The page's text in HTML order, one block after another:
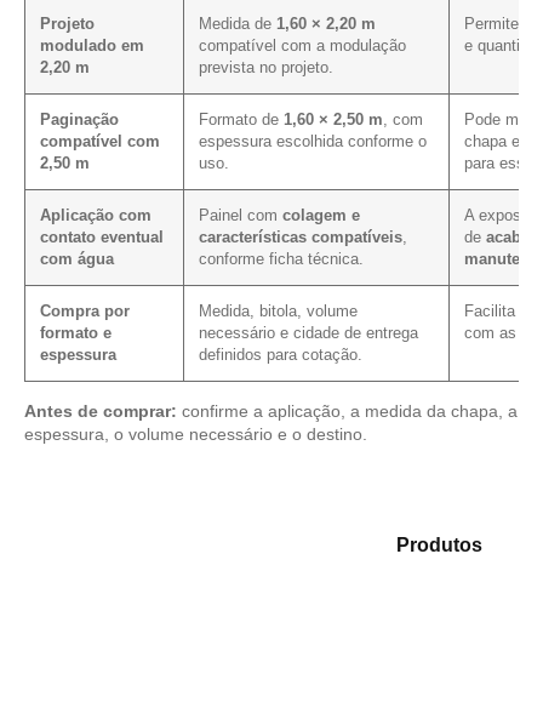
Projeto
modulado em
2,20 m
Medida de 1,60 × 2,20 m
compatível com a modulação
prevista no projeto.
Permite
e
Paginação
compatível com
2,50 m
Formato de 1,60 × 2,50 m , com
espessura escolhida conforme o
uso.
Pode
chapa em
para essa
Aplicação com
contato eventual
com água
Painel com colagem e
características compatíveis
conforme ficha técnica.
A
de
Compra por
formato e
espessura
Medida, bitola, volume
necessário e cidade de entrega
definidos para cotação.
Facilita a
com as
Antes de comprar: confirme a aplicação, a medida da chapa, a
espessura, o volume necessário e o destino.
Produtos